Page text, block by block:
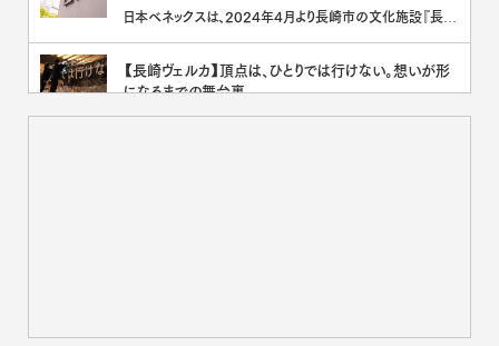
日本ベネックスは、2024年4月より長崎市の文化施設『長崎
【長崎ヴェルカ】頂点は、ひとりでは行けない。想いが形
になるまでの舞台裏。
日本ベネックスは2023-2024シーズンより、プロバスケット